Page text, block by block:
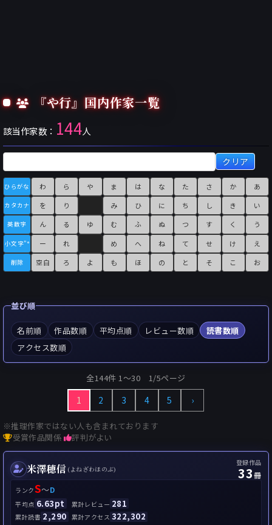
『や行』国内作家一覧
該当作家数： 144人
クリア
ひらがな
カタカナ
英数字
小文字"°
削除
わ
を
ん
ー
空白
ら
り
る
れ
ろ
や
ゆ
よ
ま
み
む
め
も
は
ひ
ふ
へ
ほ
な
に
ぬ
ね
の
た
ち
つ
て
と
さ
し
す
せ
そ
か
き
く
け
こ
あ
い
う
え
お
並び順
名前順 作品数順 平均点順 レビュー数順
読書数順
アクセス数順
全144件 1〜30 1/5ページ
1 2 3 4 5 ›
※推理作家ではない人も含まれております
受賞作品関係
評判がよい
米澤穂信 (よねざわほのぶ)
登録作品
33冊
ランクS～D
平均点 6.63pt 累計レビュー 281
累計読書 2,290 累計アクセス 322,302